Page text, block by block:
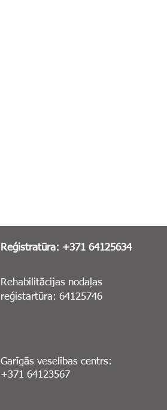
Reģistratūra: +371 64125634
Rehabilitācijas nodaļas
reģistartūra: 64125746
Garīgās veselības centrs:
+371 64123567